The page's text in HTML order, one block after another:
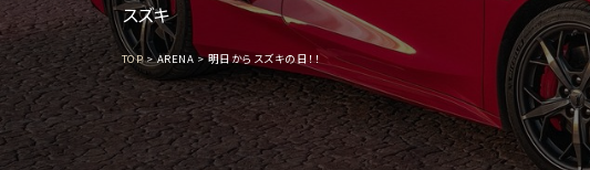
スズキ
TOP ARENA 明日からスズキの日！！